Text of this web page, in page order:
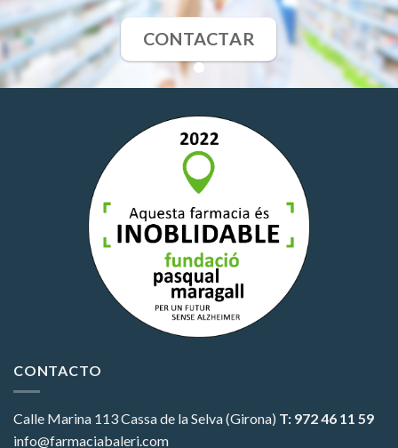
CONTACTAR
CONTACTO
Calle Marina 113Cassa de la Selva (Girona) T: 972 46 11 59
info@farmaciabaleri.com